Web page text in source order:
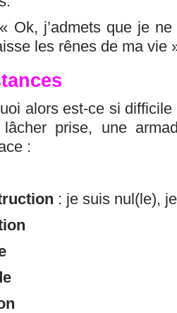
Ok, j’admets que je
les rênes de ma vie
alors est-ce si
prise, une
:
: je suis nul(le),